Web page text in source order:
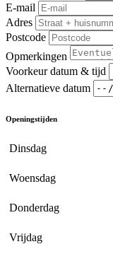
E-mail
Adres
Postcode
Opmerkingen
Voorkeur datum & tijd
Alternatieve datum
Openingstijden
Dinsdag
Woensdag
Donderdag
Vrijdag